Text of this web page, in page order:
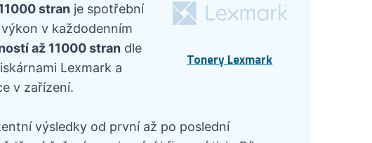
Tonery Lexmark
stran je spotřební
v každodenním
až 11000 stran dle
Lexmark a
v zařízení.
výsledky od první až po poslední